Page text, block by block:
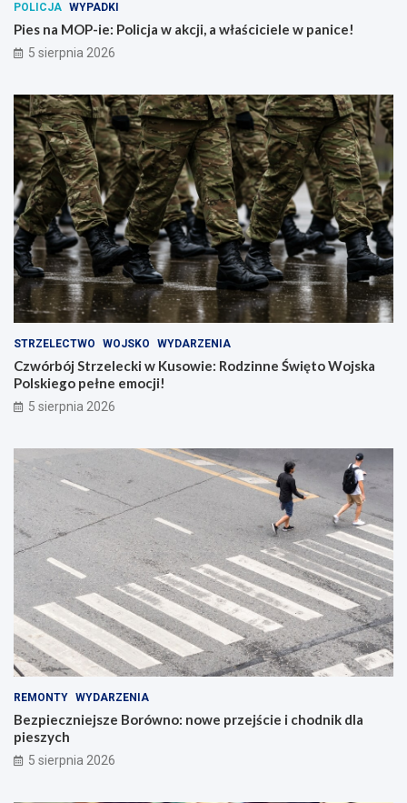
POLICJA WYPADKI
Pies na MOP-ie: Policja w akcji, a właściciele w panice!
5 sierpnia 2026
STRZELECTWO WOJSKO WYDARZENIA
Czwórbój Strzelecki w Kusowie: Rodzinne Święto Wojska
Polskiego pełne emocji!
5 sierpnia 2026
REMONTY WYDARZENIA
Bezpieczniejsze Borówno: nowe przejście i chodnik dla
pieszych
5 sierpnia 2026